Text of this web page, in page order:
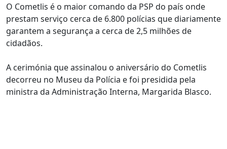
O Cometlis é o maior comando da PSP do país onde
prestam serviço cerca de 6.800 polícias que diariamente
garantem a segurança a cerca de 2,5 milhões de
cidadãos.
A cerimónia que assinalou o aniversário do Cometlis
decorreu no Museu da Polícia e foi presidida pela
ministra da Administração Interna, Margarida Blasco.